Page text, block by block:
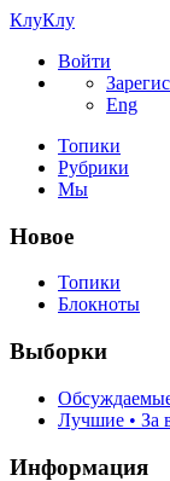
КлуКлу
Войти
Eng
Топики
Рубрики
Мы
Новое
Топики
Блокноты
Выборки
Лучшие • За
Информация